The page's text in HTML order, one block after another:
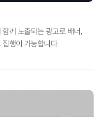
께 노출되는 광고로 배너,
행이 가능합니다.